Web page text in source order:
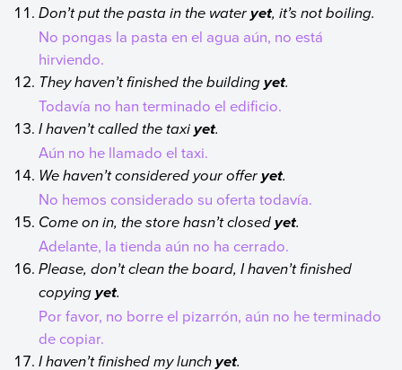
Don’t put the pasta in the wateryet, it’s not boiling.
No pongas la pasta en el agua aún, no está
hirviendo.
They haven’t finished the buildingyet.
Todavía no han terminado el edificio.
I haven’t called the taxiyet.
Aún no he llamado el taxi.
We haven’t considered your offeryet.
No hemos considerado su oferta todavía.
Come on in, the store hasn’t closedyet.
Adelante, la tienda aún no ha cerrado.
Please, don’t clean the board, I haven’t finished
copyingyet.
Por favor, no borre el pizarrón, aún no he terminado
de copiar.
I haven’t finished my lunchyet.